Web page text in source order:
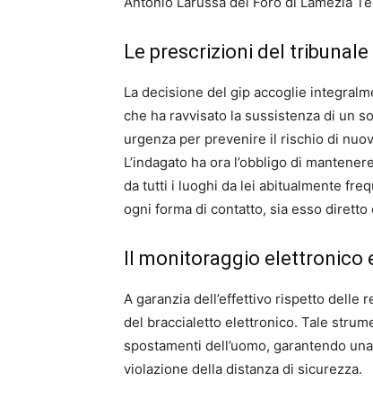
Le prescrizioni del
La decisione del gip accoglie
che ha ravvisato la sussistenza di un
urgenza per prevenire il rischio di
L’indagato ha ora l’obbligo di
da tutti i luoghi da lei abitualmente
ogni forma di contatto, sia esso diretto
Il monitoraggio elettronico
A garanzia dell’effettivo rispetto delle
del braccialetto elettronico. Tale
spostamenti dell’uomo, garantendo
violazione della distanza di sicurezza.